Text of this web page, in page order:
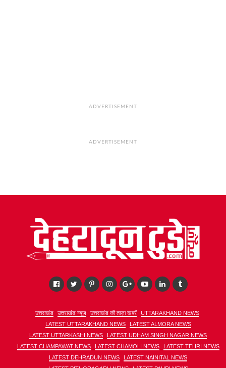
ADVERTISEMENT
ADVERTISEMENT
उत्तराखंड उत्तराखंड न्यूज़ उत्तराखंड की ताज़ा खबरें
UTTARAKHAND NEWS
LATEST UTTARAKHAND NEWS
LATEST ALMORA NEWS
LATEST UTTARKASHI NEWS
LATEST UDHAM SINGH NAGAR NEWS
LATEST CHAMPAWAT NEWS
LATEST CHAMOLI NEWS
LATEST TEHRI NEWS
LATEST DEHRADUN NEWS
LATEST NAINITAL NEWS